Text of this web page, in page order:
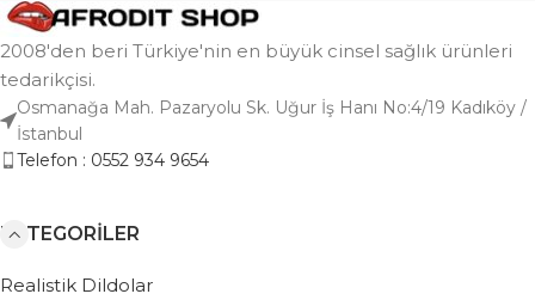
2008'den beri Türkiye'nin en büyük cinsel sağlık ürünleri
tedarikçisi.
Osmanağa Mah. Pazaryolu Sk. Uğur İş Hanı No:4/19 Kadıköy /
İstanbul
Telefon : 0552 934 9654
KATEGORILER
Realistik Dildolar